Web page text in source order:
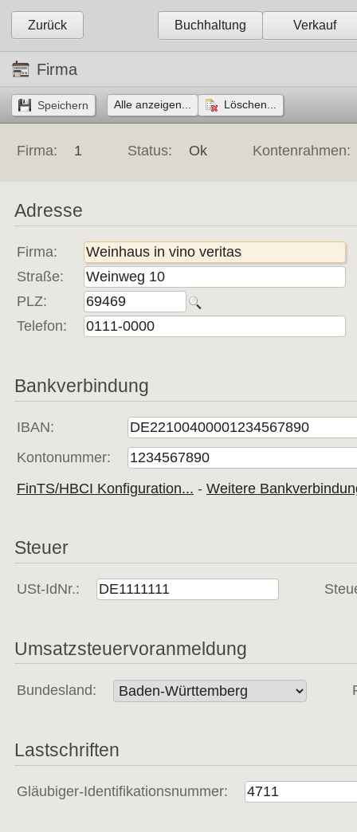
Zurück Buchhaltung Verkauf
Firma
Alle anzeigen... Löschen...
Firma: 1 Status: Ok Kontenrahmen:
Adresse
Firma:
Straße:
PLZ:
Telefon:
Bankverbindung
IBAN:
Kontonummer:
FinTS/HBCI Konfiguration... - Weitere
Steuer
USt-IdNr.:
Umsatzsteuervoranmeldung
Bundesland:
Lastschriften
Gläubiger-Identifikationsnummer: